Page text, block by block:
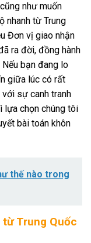
như muốn
nhanh từ Trung
Đơn vị giao nhận
ra đời, đồng hành
bạn đang lo
giữa lúc có rất
sự canh tranh
lựa chọn chúng tôi
bài toán khôn
thế nào trong
Trung Quốc